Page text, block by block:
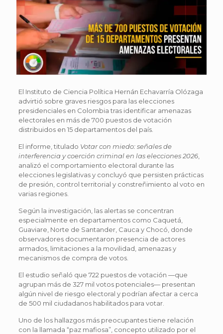
El Instituto de Ciencia Política Hernán Echavarría Olózaga
advirtió sobre graves riesgos para las elecciones
presidenciales en Colombia tras identificar amenazas
electorales en más de 700 puestos de votación
distribuidos en 15 departamentos del país.
El informe, titulado Votar con miedo: señales de
interferencia y coerción criminal en las elecciones 2026,
analizó el comportamiento electoral durante las
elecciones legislativas y concluyó que persisten prácticas
de presión, control territorial y constreñimiento al voto en
varias regiones.
Según la investigación, las alertas se concentran
especialmente en departamentos como Caquetá,
Guaviare, Norte de Santander, Cauca y Chocó, donde
observadores documentaron presencia de actores
armados, limitaciones a la movilidad, amenazas y
mecanismos de compra de votos.
El estudio señaló que 722 puestos de votación —que
agrupan más de 327 mil votos potenciales— presentan
algún nivel de riesgo electoral y podrían afectar a cerca
de 500 mil ciudadanos habilitados para votar.
Uno de los hallazgos más preocupantes tiene relación
con la llamada “paz mafiosa”, concepto utilizado por el